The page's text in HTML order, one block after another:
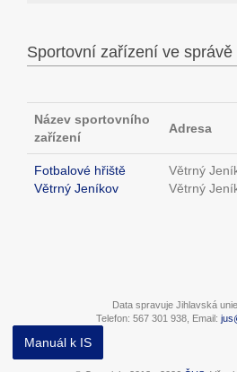
Sportovní zařízení ve správě
Název sportovního
zařízení
Adresa
Fotbalové hřiště
Větrný Jeníkov
Větrný
Větrný
Data spravuje Jihlavská
Telefon: 567 301 938, Email:
Manuál k IS